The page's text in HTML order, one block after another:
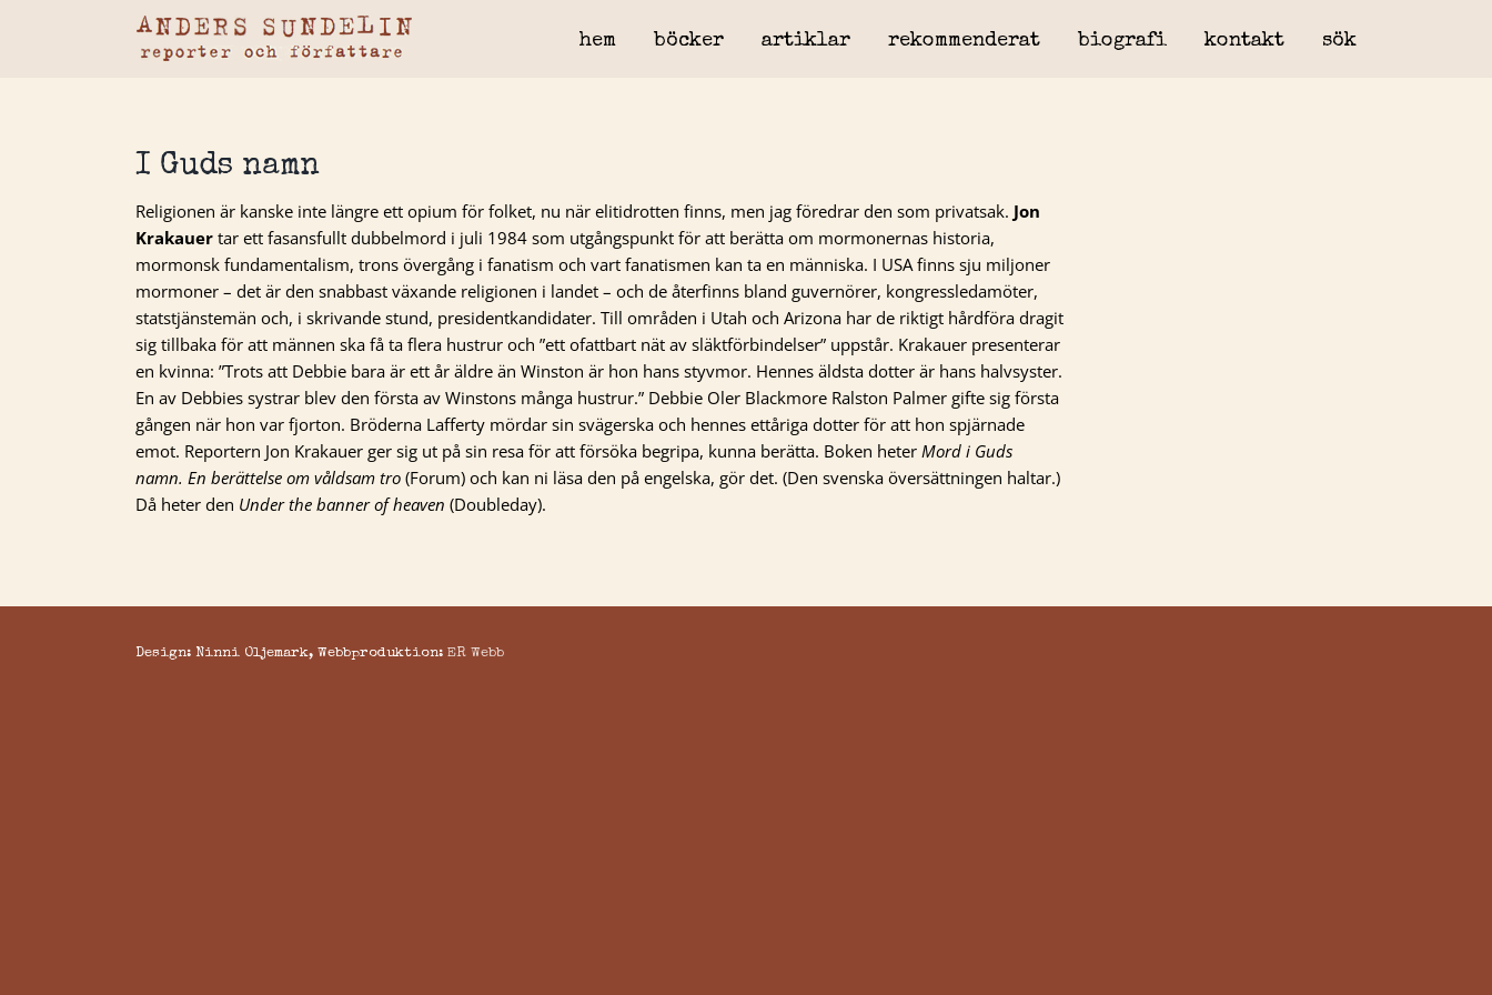
hem böcker artiklar rekommenderat biografi kontakt sök
I Guds namn
Religionen är kanske inte längre ett opium för folket, nu när elitidrotten finns, men jag föredrar den som privatsak. Jon
Krakauer tar ett fasansfullt dubbelmord i juli 1984 som utgångspunkt för att berätta om mormonernas historia,
mormonsk fundamentalism, trons övergång i fanatism och vart fanatismen kan ta en människa. I USA finns sju miljoner
mormoner – det är den snabbast växande religionen i landet – och de återfinns bland guvernörer, kongressledamöter,
statstjänstemän och, i skrivande stund, presidentkandidater. Till områden i Utah och Arizona har de riktigt hårdföra dragit
sig tillbaka för att männen ska få ta flera hustrur och ”ett ofattbart nät av släktförbindelser” uppstår. Krakauer presenterar
en kvinna: ”Trots att Debbie bara är ett år äldre än Winston är hon hans styvmor. Hennes äldsta dotter är hans halvsyster.
En av Debbies systrar blev den första av Winstons många hustrur.” Debbie Oler Blackmore Ralston Palmer gifte sig första
gången när hon var fjorton. Bröderna Lafferty mördar sin svägerska och hennes ettåriga dotter för att hon spjärnade
emot. Reportern Jon Krakauer ger sig ut på sin resa för att försöka begripa, kunna berätta. Boken heter Mord i Guds
namn. En berättelse om våldsam tro (Forum) och kan ni läsa den på engelska, gör det. (Den svenska översättningen haltar.)
Då heter den Under the banner of heaven (Doubleday).
Design: Ninni Oljemark, Webbproduktion: ER Webb